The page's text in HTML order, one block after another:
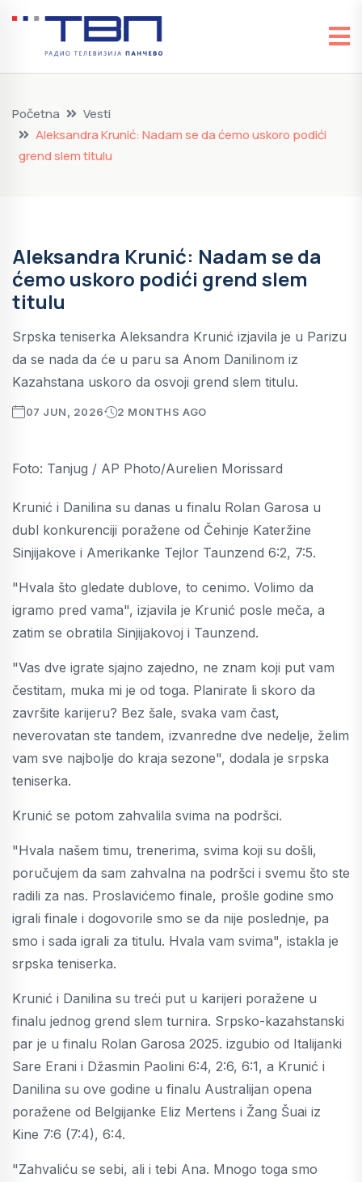
Početna
Vesti
Aleksandra Krunić: Nadam se da ćemo uskoro podići
grend slem titulu
Aleksandra Krunić: Nadam se da
ćemo uskoro podići grend slem
titulu
Srpska teniserka Aleksandra Krunić izjavila je u Parizu
da se nada da će u paru sa Anom Danilinom iz
Kazahstana uskoro da osvoji grend slem titulu.
07 JUN, 2026 2 MONTHS AGO
Foto: Tanjug / AP Photo/Aurelien Morissard
Krunić i Danilina su danas u finalu Rolan Garosa u
dubl konkurenciji poražene od Čehinje Kateržine
Sinjijakove i Amerikanke Tejlor Taunzend 6:2, 7:5.
"Hvala što gledate dublove, to cenimo. Volimo da
igramo pred vama", izjavila je Krunić posle meča, a
zatim se obratila Sinjijakovoj i Taunzend.
"Vas dve igrate sjajno zajedno, ne znam koji put vam
čestitam, muka mi je od toga. Planirate li skoro da
završite karijeru? Bez šale, svaka vam čast,
neverovatan ste tandem, izvanredne dve nedelje, želim
vam sve najbolje do kraja sezone", dodala je srpska
teniserka.
Krunić se potom zahvalila svima na podršci.
"Hvala našem timu, trenerima, svima koji su došli,
poručujem da sam zahvalna na podršci i svemu što ste
radili za nas. Proslavićemo finale, prošle godine smo
igrali finale i dogovorile smo se da nije poslednje, pa
smo i sada igrali za titulu. Hvala vam svima", istakla je
srpska teniserka.
Krunić i Danilina su treći put u karijeri poražene u
finalu jednog grend slem turnira. Srpsko-kazahstanski
par je u finalu Rolan Garosa 2025. izgubio od Italijanki
Sare Erani i Džasmin Paolini 6:4, 2:6, 6:1, a Krunić i
Danilina su ove godine u finalu Australijan opena
poražene od Belgijanke Eliz Mertens i Žang Šuai iz
Kine 7:6 (7:4), 6:4.
"Zahvaliću se sebi, ali i tebi Ana. Mnogo toga smo